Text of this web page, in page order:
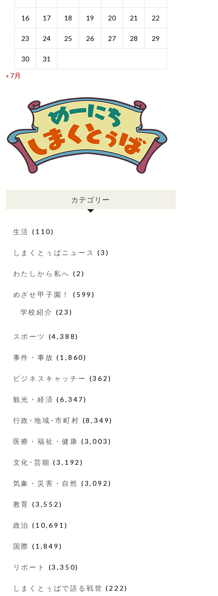
16 17 18 19 20 21 22
23 24 25 26 27 28 29
30
31
« 7月
カテゴリー
生活 (110)
しまくとぅばニュース (3)
わたしから私へ (2)
めざせ甲子園！ (599)
学校紹介 (23)
スポーツ (4,388)
事件・事故 (1,860)
ビジネスキャッチー (362)
観光・経済 (6,347)
行政･地域･市町村 (8,349)
医療・福祉・健康 (3,003)
文化･芸能 (3,192)
気象・災害・自然 (3,092)
教育 (3,552)
政治 (10,691)
国際 (1,849)
リポート (3,350)
しまくとぅばで語る戦世 (222)